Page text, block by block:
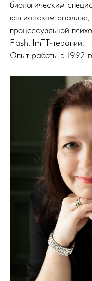
биологическим
юнгианском
процессуальной
Flash, ImTT-терапии.
Опыт работы с 1992